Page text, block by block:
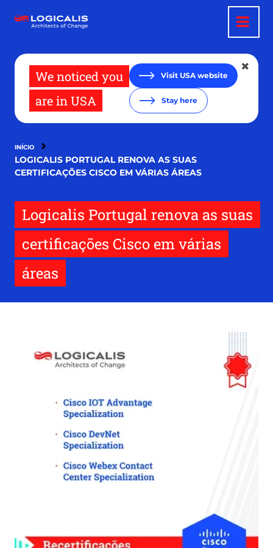
para
We noticed you
are in USA
Visit USA website
Stay here
INÍCIO
LOGICALIS PORTUGAL RENOVA AS SUAS
CERTIFICAÇÕES CISCO EM VÁRIAS ÁREAS
Logicalis Portugal renova as suas
certificações Cisco em várias
áreas